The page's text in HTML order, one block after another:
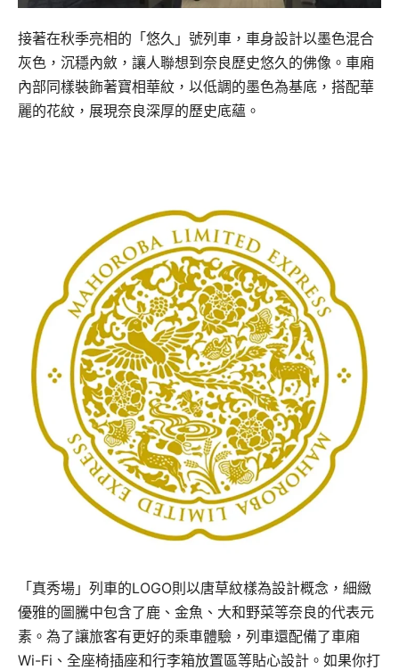
接著在秋季亮相的「悠久」號列車，車身設計以墨色混合
灰色，沉穩內斂，讓人聯想到奈良歷史悠久的佛像。車廂
內部同樣裝飾著寶相華紋，以低調的墨色為基底，搭配華
麗的花紋，展現奈良深厚的歷史底蘊。
「真秀場」列車的LOGO則以唐草紋樣為設計概念，細緻
優雅的圖騰中包含了鹿、金魚、大和野菜等奈良的代表元
素。為了讓旅客有更好的乘車體驗，列車還配備了車廂
Wi-Fi、全座椅插座和行李箱放置區等貼心設計。如果你打